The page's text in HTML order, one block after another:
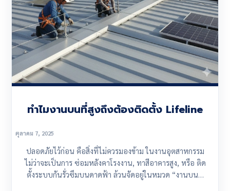
ทำไมงานบนที่สูงถึงต้องติดตั้ง Lifeline
ตุลาคม 7, 2025
ปลอดภัยไว้ก่อน คือสิ่งที่ไม่ควรมองข้าม ในงานอุตสาหกรรม
ไม่ว่าจะเป็นการ ซ่อมหลังคาโรงงาน, ทาสีอาคารสูง, หรือ ติด
ตั้งระบบกันรั่วซึมบนดาดฟ้า ล้วนจัดอยู่ในหมวด “งานบนที่